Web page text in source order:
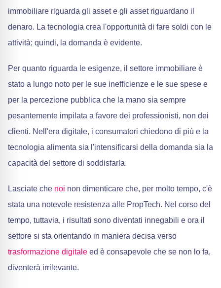
immobiliare riguarda gli asset e gli asset riguardano il
denaro. La tecnologia crea l'opportunità di fare soldi con le
attività; quindi, la domanda è evidente.
Per quanto riguarda le esigenze, il settore immobiliare è
stato a lungo noto per le sue inefficienze e le sue spese e
per la percezione pubblica che la mano sia sempre
pesantemente impilata a favore dei professionisti, non dei
clienti. Nell'era digitale, i consumatori chiedono di più e la
tecnologia alimenta sia l'intensificarsi della domanda sia la
capacità del settore di soddisfarla.
Lasciate che noi non dimenticare che, per molto tempo, c'è
stata una notevole resistenza alle PropTech. Nel corso del
tempo, tuttavia, i risultati sono diventati innegabili e ora il
settore si sta orientando in maniera decisa verso
trasformazione digitale ed è consapevole che se non lo fa,
diventerà irrilevante.